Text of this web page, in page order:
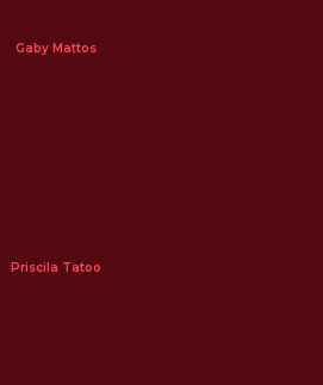
Gaby Mattos
Priscila Tatoo